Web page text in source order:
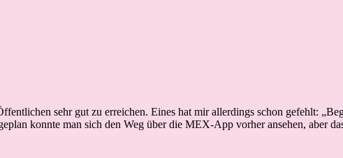
sehr gut zu erreichen. Eines hat mir allerdings schon gefehlt:
konnte man sich den Weg über die MEX-App vorher ansehen, aber